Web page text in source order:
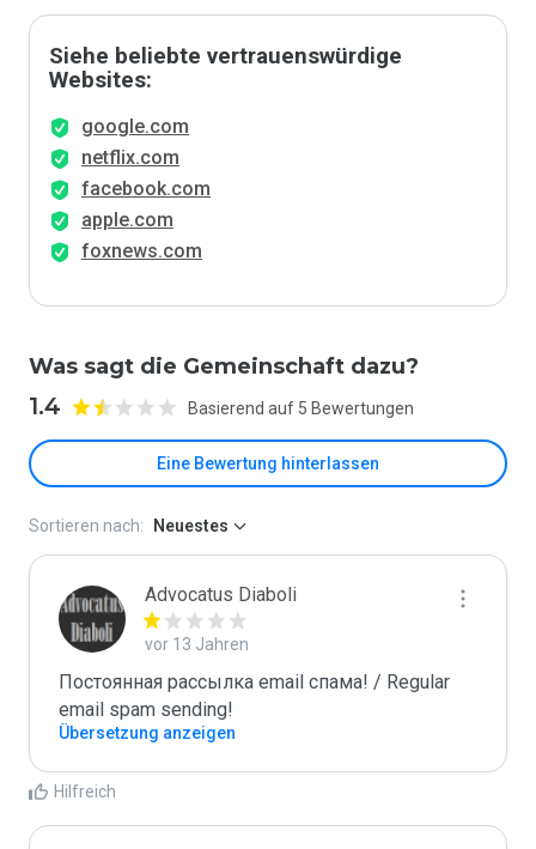
Siehe beliebte vertrauenswürdige
Websites:
google.com
netflix.com
facebook.com
apple.com
foxnews.com
Was sagt die Gemeinschaft dazu?
1.4 Basierend auf 5 Bewertungen
Eine Bewertung hinterlassen
Sortieren nach: Neuestes
Advocatus Diaboli
vor 13 Jahren
Постоянная рассылка email спама! / Regular
email spam sending!
Übersetzung anzeigen
Hilfreich